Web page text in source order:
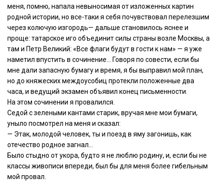
меня, помню, напала невыносимая от изложенных картин
родной истории, но все-таки я себя почувствовал перелезшим
через колючую изгородь— дальше становилось яснее и
проще: татарское иго объединит силы страны возле Москвы, а
там и Петр Великий: «Все флаги будут в гости к нам» — я уже
наметил впустить в сочинение… Говоря по совести, если бы
мне дали запасную бумагу и время, я бы выправил мой план,
но до княжеских междоусобиц протекли положенные два
часа, и ведущий экзамен объявил конец письменности.
На этом сочинении я провалился.
Седой с зелеными кантами старик, вручая мне мои бумаги,
уныло посмотрел на меня и сказал:
— Этак, молодой человек, ты и поезд в яму загонишь, как
отечество родное загнал…
Было стыдно от укора, будто я не люблю родину, и, если бы не
классы живописи впереди, был бы для меня более гибельным
мой провал.